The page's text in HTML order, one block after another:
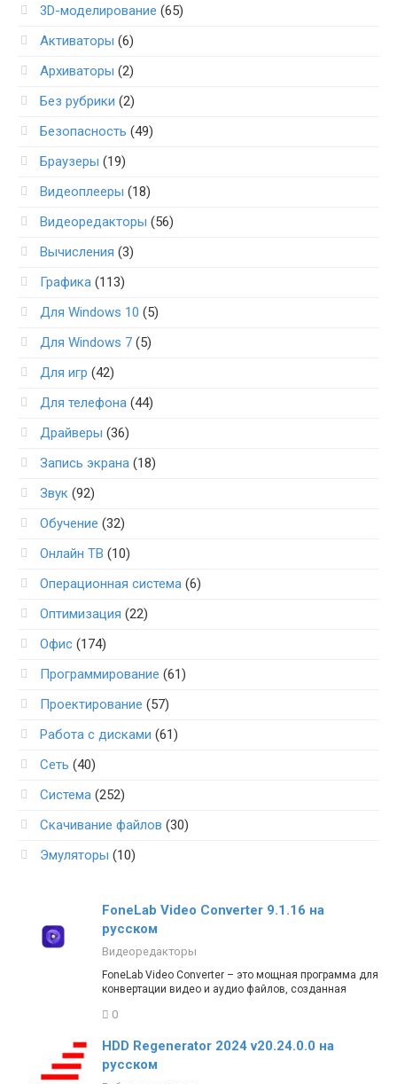
3D-моделирование (65)
Активаторы (6)
Архиваторы (2)
Без рубрики (2)
Безопасность (49)
Браузеры (19)
Видеоплееры (18)
Видеоредакторы (56)
Вычисления (3)
Графика (113)
Для Windows 10 (5)
Для Windows 7 (5)
Для игр (42)
Для телефона (44)
Драйверы (36)
Запись экрана (18)
Звук (92)
Обучение (32)
Онлайн ТВ (10)
Операционная система (6)
Оптимизация (22)
Офис (174)
Программирование (61)
Проектирование (57)
Работа с дисками (61)
Сеть (40)
Система (252)
Скачивание файлов (30)
Эмуляторы (10)
FoneLab Video Converter 9.1.16 на
русском
Видеоредакторы
FoneLab Video Converter – это мощная программа для
конвертации видео и аудио файлов, созданная
0
HDD Regenerator 2024 v20.24.0.0 на
русском